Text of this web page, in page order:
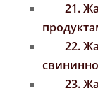
21.
22.
23.